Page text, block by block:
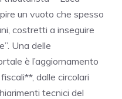
un vuoto che spesso
costretti a inseguire
Una delle
è l’aggiornamento
dalle circolari
tecnici del